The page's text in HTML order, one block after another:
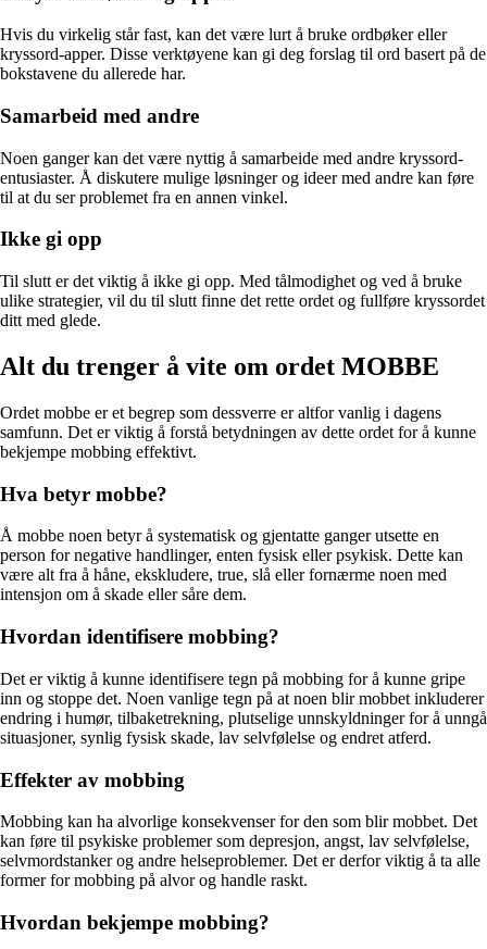
Hvis du virkelig står fast, kan det være lurt å bruke ordbøker eller
kryssord-apper. Disse verktøyene kan gi deg forslag til ord basert på de
bokstavene du allerede har.
Samarbeid med andre
Noen ganger kan det være nyttig å samarbeide med andre kryssord-
entusiaster. Å diskutere mulige løsninger og ideer med andre kan føre
til at du ser problemet fra en annen vinkel.
Ikke gi opp
Til slutt er det viktig å ikke gi opp. Med tålmodighet og ved å bruke
ulike strategier, vil du til slutt finne det rette ordet og fullføre kryssordet
ditt med glede.
Alt du trenger å vite om ordet MOBBE
Ordet mobbe er et begrep som dessverre er altfor vanlig i dagens
samfunn. Det er viktig å forstå betydningen av dette ordet for å kunne
bekjempe mobbing effektivt.
Hva betyr mobbe?
Å mobbe noen betyr å systematisk og gjentatte ganger utsette en
person for negative handlinger, enten fysisk eller psykisk. Dette kan
være alt fra å håne, ekskludere, true, slå eller fornærme noen med
intensjon om å skade eller såre dem.
Hvordan identifisere mobbing?
Det er viktig å kunne identifisere tegn på mobbing for å kunne gripe
inn og stoppe det. Noen vanlige tegn på at noen blir mobbet inkluderer
endring i humør, tilbaketrekning, plutselige unnskyldninger for å unngå
situasjoner, synlig fysisk skade, lav selvfølelse og endret atferd.
Effekter av mobbing
Mobbing kan ha alvorlige konsekvenser for den som blir mobbet. Det
kan føre til psykiske problemer som depresjon, angst, lav selvfølelse,
selvmordstanker og andre helseproblemer. Det er derfor viktig å ta alle
former for mobbing på alvor og handle raskt.
Hvordan bekjempe mobbing?